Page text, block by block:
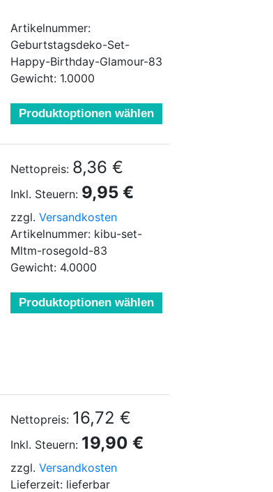
Artikelnummer:
Geburtstagsdeko-Set-
Happy-Birthday-Glamour-83
Gewicht: 1.0000
Produktoptionen wählen
Nettopreis: 8,36 €
Inkl. Steuern: 9,95 €
zzgl. Versandkosten
Artikelnummer: kibu-set-
Mltm-rosegold-83
Gewicht: 4.0000
Produktoptionen wählen
Nettopreis: 16,72 €
Inkl. Steuern: 19,90 €
zzgl. Versandkosten
Lieferzeit: lieferbar